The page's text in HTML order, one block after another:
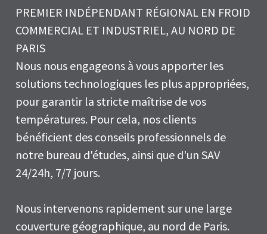
PREMIER INDÉPENDANT RÉGIONAL EN FROID
COMMERCIAL ET INDUSTRIEL, AU NORD DE
PARIS
Nous nous engageons à vous apporter les
solutions technologiques les plus appropriées,
pour garantir la stricte maîtrise de vos
températures. Pour cela, nos clients
bénéficient des conseils professionnels de
notre bureau d'études, ainsi que d'un SAV
24/24h, 7/7 jours.
Nous intervenons rapidement sur une large
couverture géographique, au nord de Paris.